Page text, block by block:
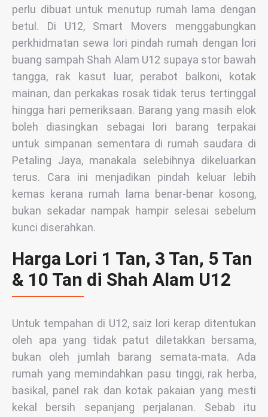
perlu dibuat untuk menutup rumah lama dengan
betul. Di U12, Smart Movers menggabungkan
perkhidmatan sewa lori pindah rumah dengan lori
buang sampah Shah Alam U12 supaya stor bawah
tangga, rak kasut luar, perabot balkoni, kotak
mainan, dan perkakas rosak tidak terus tertinggal
hingga hari pemeriksaan. Barang yang masih elok
boleh diasingkan sebagai lori barang terpakai
untuk simpanan sementara di rumah saudara di
Petaling Jaya, manakala selebihnya dikeluarkan
terus. Cara ini menjadikan pindah keluar lebih
kemas kerana rumah lama benar-benar kosong,
bukan sekadar nampak hampir selesai sebelum
kunci diserahkan.
Harga Lori 1 Tan, 3 Tan, 5 Tan
& 10 Tan di Shah Alam U12
Untuk tempahan di U12, saiz lori kerap ditentukan
oleh apa yang tidak patut diletakkan bersama,
bukan oleh jumlah barang semata-mata. Ada
rumah yang memindahkan pasu tinggi, rak herba,
basikal, panel rak dan kotak pakaian yang mesti
kekal bersih sepanjang perjalanan. Sebab itu